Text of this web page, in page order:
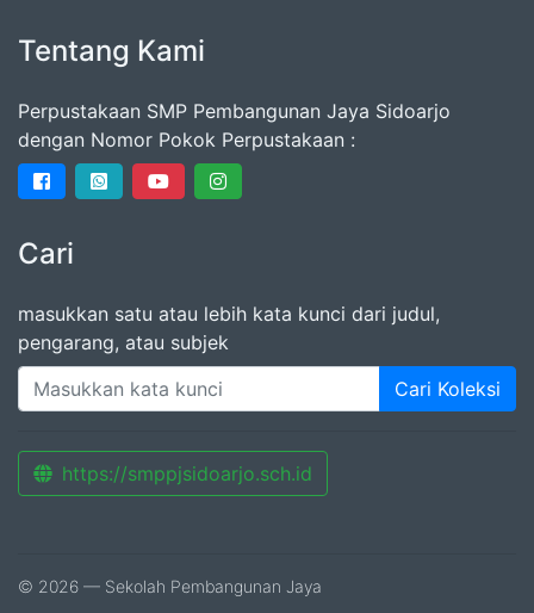
Tentang Kami
Perpustakaan SMP Pembangunan Jaya Sidoarjo
dengan Nomor Pokok Perpustakaan :
Cari
masukkan satu atau lebih kata kunci dari judul,
pengarang, atau subjek
Cari Koleksi
https://smppjsidoarjo.sch.id
© 2026 — Sekolah Pembangunan Jaya